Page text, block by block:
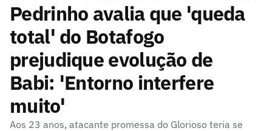
Pedrinho avalia que 'queda
total' do Botafogo
prejudique evolução de
Babi: 'Entorno interfere
muito'
Aos 23 anos, atacante promessa do Glorioso teria se